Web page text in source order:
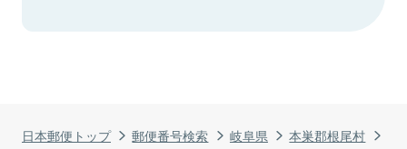
日本郵便トップ 郵便番号検索 岐阜県
本巣郡根尾村